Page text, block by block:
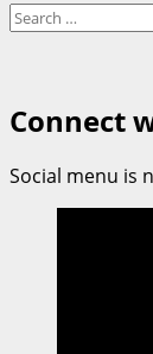
Search
for:
Connect
Social menu is